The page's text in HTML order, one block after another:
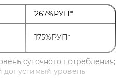
267%РУП*
175%РУП*
суточного потребления;
допустимый уровень